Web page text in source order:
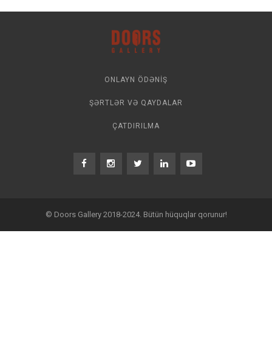
ONLAYN ÖDƏNIŞ
ŞƏRTLƏR VƏ QAYDALAR
ÇATDIRILMA
© Doors Gallery 2018-2024. Bütün hüquqlar qorunur!